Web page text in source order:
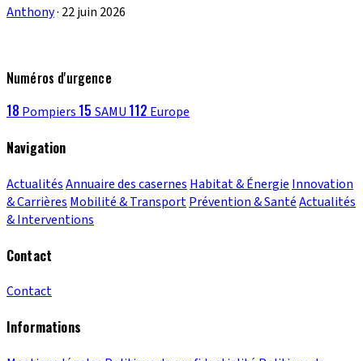
Anthony· 22 juin 2026
Numéros d'urgence
18 Pompiers 15 SAMU 112 Europe
Navigation
ActualitésAnnuaire des casernes Habitat & Énergie Innovation
& Carrières Mobilité & TransportPrévention & SantéActualités
& Interventions
Contact
Contact
Informations